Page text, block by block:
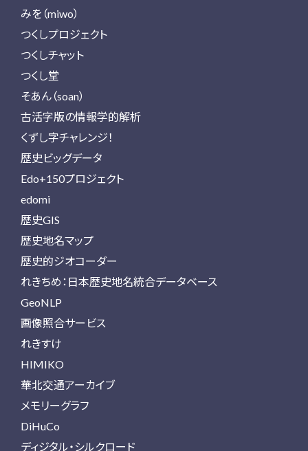
みを（miwo）
つくしプロジェクト
つくしチャット
つくし堂
そあん（soan）
古活字版の情報学的解析
くずし字チャレンジ！
歴史ビッグデータ
Edo+150プロジェクト
edomi
歴史GIS
歴史地名マップ
歴史的ジオコーダー
れきちめ：日本歴史地名統合データベース
GeoNLP
画像照合サービス
れきすけ
HIMIKO
華北交通アーカイブ
メモリーグラフ
DiHuCo
ディジタル・シルクロード